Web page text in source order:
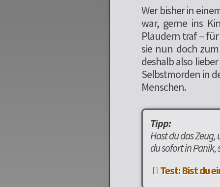
Wer bisher in
war, gerne ins
Plaudern traf –
sie nun doch
deshalb also
Selbstmorden in
Menschen.
Tipp:
Hast du das
du sofort in Panik,
Test: Bist du